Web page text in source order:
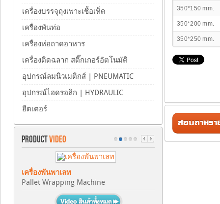
350*150 mm.
350*200 mm.
350*250 mm.
สอบถามรา
เครื่องบรรจุถุงเพาะเชื้อเห็ด
เครื่องพันท่อ
เครื่องห่อถาดอาหาร
เครื่องติดฉลาก สติ๊กเกอร์อัตโนมัติ
อุปกรณ์ลมนิวเมติกส์ | PNEUMATIC
อุปกรณ์ไฮดรอลิก | HYDRAULIC
ฮีตเตอร์
PRODUCTVIDEO
เครื่องพันพาเลท
Pallet Wrapping Machine